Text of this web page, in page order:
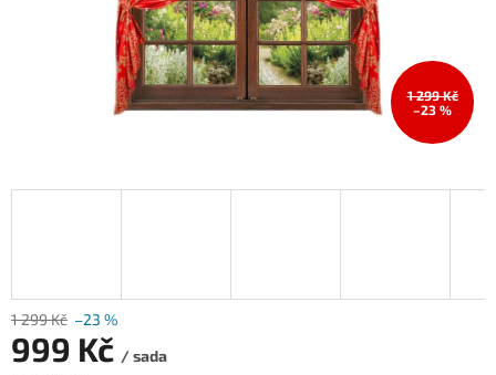
1 299 Kč
–23 %
1 299 Kč –23 %
999 Kč / sada